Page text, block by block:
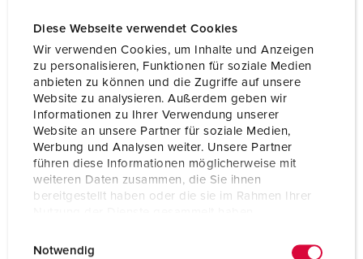
Diese Webseite verwendet Cookies
Wir verwenden Cookies, um Inhalte und Anzeigen
zu personalisieren, Funktionen für soziale Medien
anbieten zu können und die Zugriffe auf unsere
Website zu analysieren. Außerdem geben wir
Informationen zu Ihrer Verwendung unserer
Website an unsere Partner für soziale Medien,
Werbung und Analysen weiter. Unsere Partner
führen diese Informationen möglicherweise mit
weiteren Daten zusammen, die Sie ihnen
bereitgestellt haben oder die sie im Rahmen Ihrer
Notwendig